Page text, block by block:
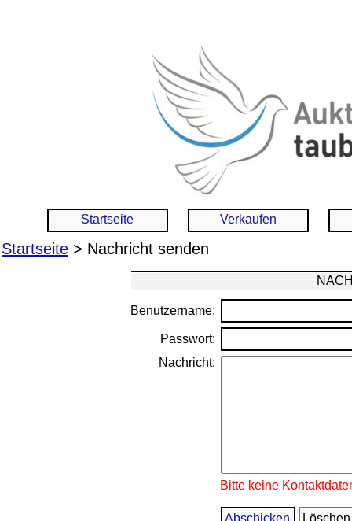
Startseite Verkaufen
Startseite > Nachricht senden
Benutzername:
Passwort:
Nachricht:
Bitte keine